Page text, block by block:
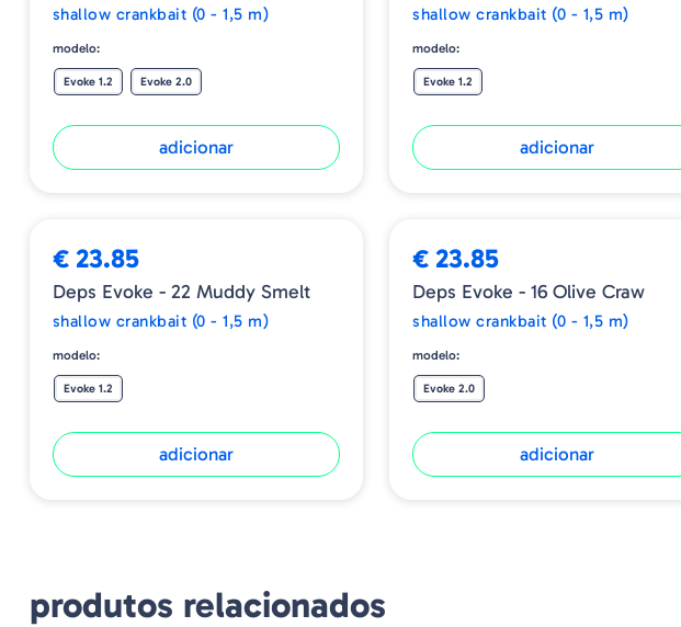
shallow crankbait (0 - 1,5 m)
modelo:
Evoke 1.2 Evoke 2.0
adicionar
shallow crankbait (0 - 1,5 m)
modelo:
Evoke 1.2
adicionar
€ 23.85
Deps Evoke - 22 Muddy Smelt
shallow crankbait (0 - 1,5 m)
modelo:
Evoke 1.2
adicionar
€ 23.85
Deps Evoke - 16 Olive Craw
shallow crankbait (0 - 1,5 m)
modelo:
Evoke 2.0
adicionar
produtos relacionados